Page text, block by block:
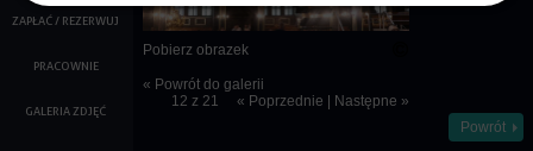
ZAPŁAĆ / REZERWUJ
PRACOWNIE
GALERIA ZDJĘĆ
Pobierz obrazek
« Powrót do galerii
12 z 21
« Poprzednie Następne »
Powrót